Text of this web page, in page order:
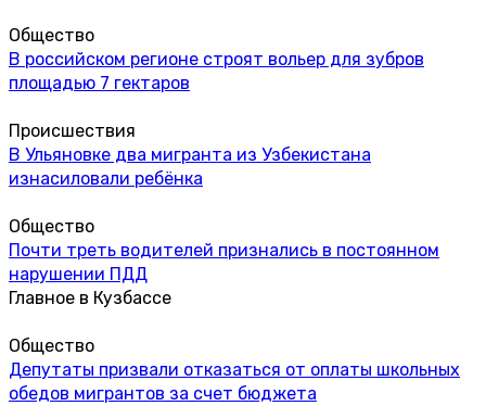
Общество
В российском регионе строят вольер для зубров
площадью 7 гектаров
Происшествия
В Ульяновке два мигранта из Узбекистана
изнасиловали ребёнка
Общество
Почти треть водителей признались в постоянном
нарушении ПДД
Главное в Кузбассе
Общество
Депутаты призвали отказаться от оплаты школьных
обедов мигрантов за счет бюджета